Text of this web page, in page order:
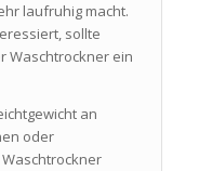
laufruhig macht.
sollte
Waschtrockner ein
an
oder